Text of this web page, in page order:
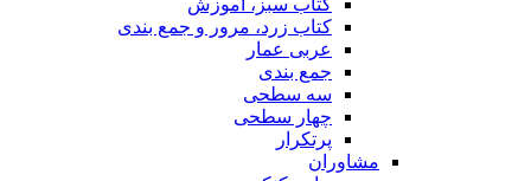
کتاب سبز، آموزش
کتاب زرد، مرور و جمع بندی
عربی عمار
جمع بندی
سه سطحی
چهار سطحی
پرتکرار
مشاوران